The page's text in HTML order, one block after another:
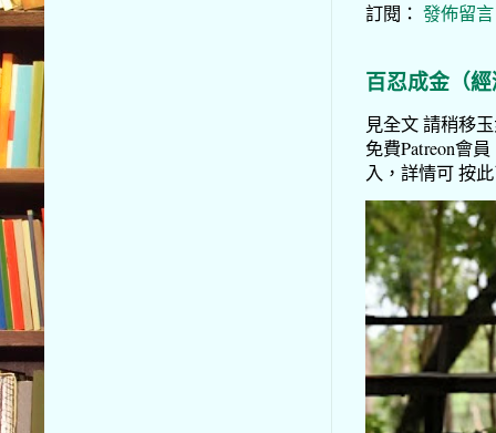
訂閱： 發佈留
百忍成金（
見全文 請稍移
免費Patreon會
入，詳情可 按